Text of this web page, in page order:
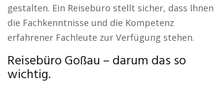
gestalten. Ein Reisebüro stellt sicher, dass Ihnen
die Fachkenntnisse und die Kompetenz
erfahrener Fachleute zur Verfügung stehen.
Reisebüro Goßau – darum das so
wichtig.